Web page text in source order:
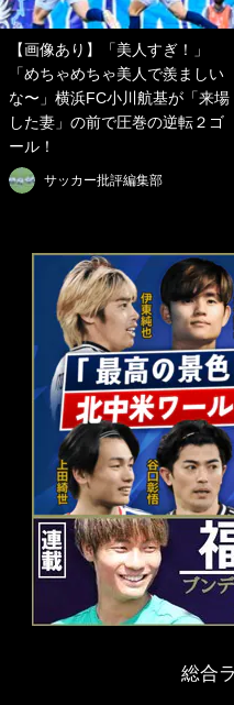
【画像あり】「美人すぎ！」
「めちゃめちゃ美人で羨ましい
な〜」横浜FC小川航基が「来場
した妻」の前で圧巻の逆転２ゴ
ール！
サッカー批評編集部
総合